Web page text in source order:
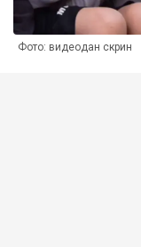
Фото: видеодан скрин